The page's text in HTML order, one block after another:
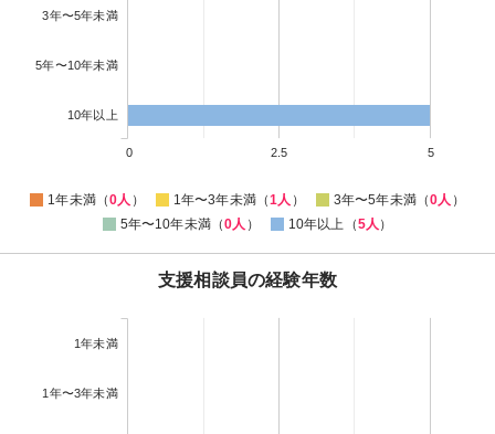
3年〜5年未満
5年〜10年未満
10年以上
0 2.5 5
1年未満（0人 ） 1年〜3年未満（1人 ） 3年〜5年未満（0人 ）
5年〜10年未満（0人 ） 10年以上（5人 ）
支援相談員の経験年数
1年未満
1年〜3年未満